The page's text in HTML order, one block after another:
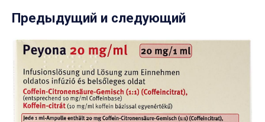
Предыдущий и следующий